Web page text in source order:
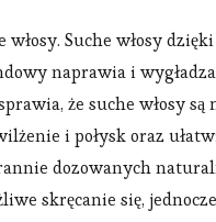
Suche włosy
naprawia i
że suche włosy są
i połysk oraz
dozowanych
skręcanie się,